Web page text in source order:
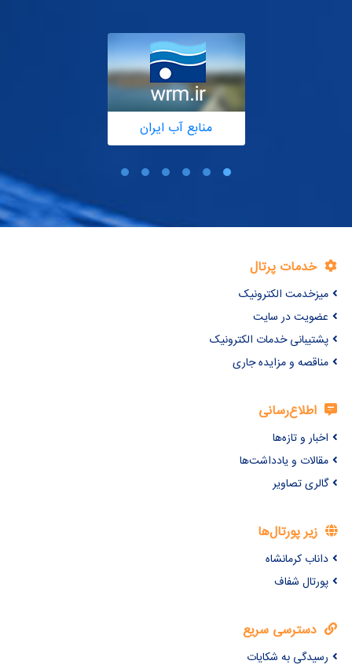
منابع آب ایران
خدمات پرتال
میزخدمت الکترونیک
عضویت در سایت
پشتیبانی خدمات الکترونیک
مناقصه و مزایده جاری
اطلاع‌رسانی
اخبار و تازه‌ها
مقالات و یادداشت‌ها
گالری تصاویر
زیر پورتال‌ها
داناب کرمانشاه
پورتال شفاف
دسترسی سریع
رسیدگی به شکایات